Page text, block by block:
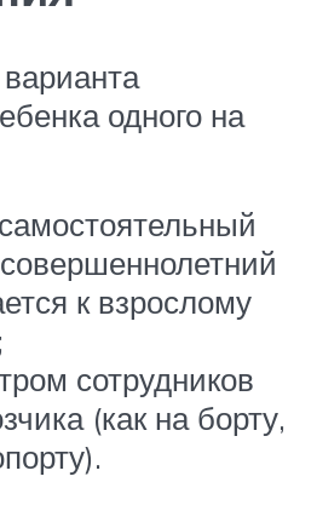
одного на
к взрослому
сотрудников
(как на борту,